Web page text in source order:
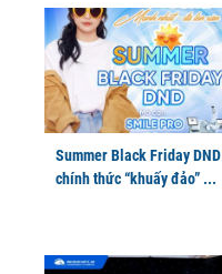
Summer Black Friday DND
chính thức “khuấy đảo” ...